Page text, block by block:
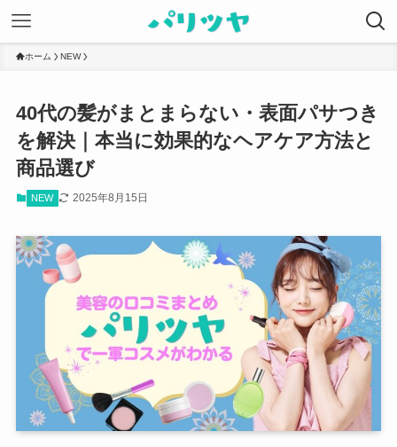
ホーム NEW
40代の髪がまとまらない・表面パサつき
を解決｜本当に効果的なヘアケア方法と
商品選び
NEW 2025年8月15日